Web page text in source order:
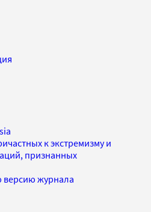
к экстремизму и
признанных
версию журнала